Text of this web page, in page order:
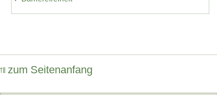
zum Seitenanfang